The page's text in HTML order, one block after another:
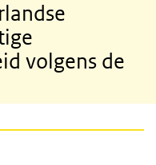
volgens de